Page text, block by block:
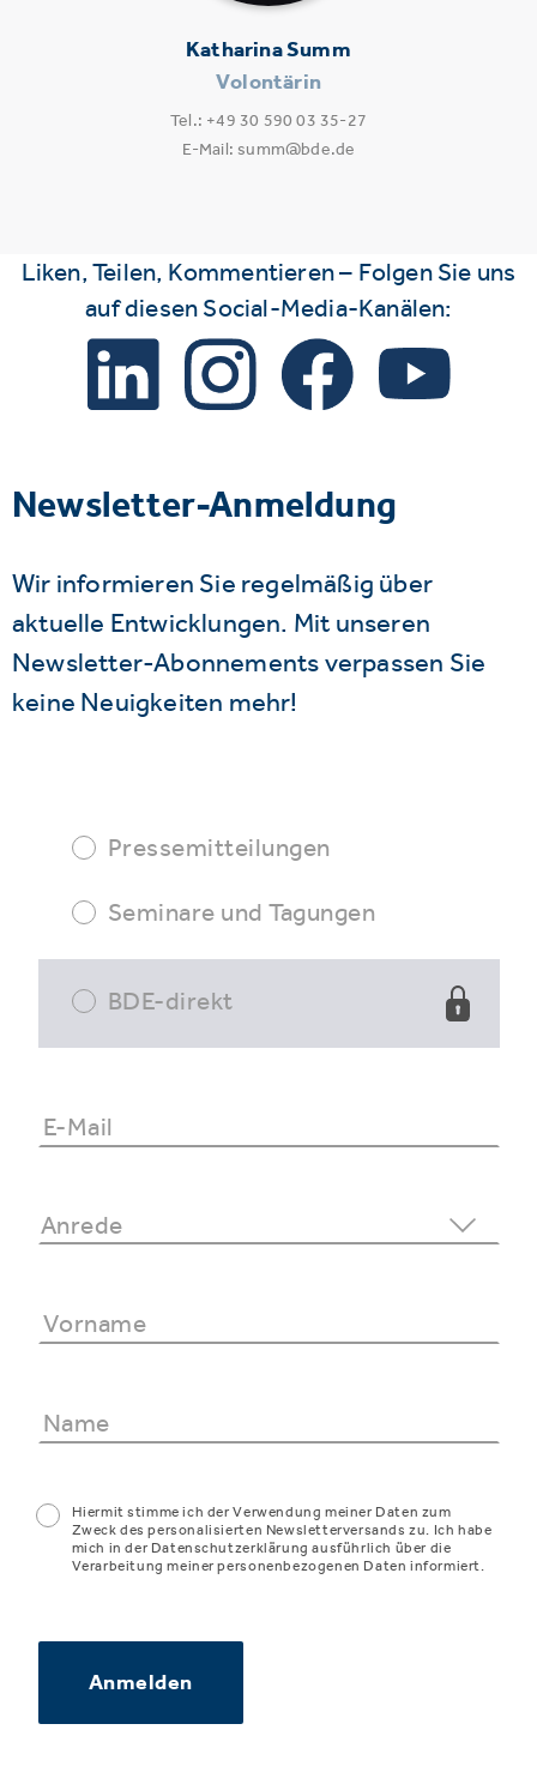
Katharina Summ
Volontärin
Tel.: +49 30 590 03 35-27
E-Mail: summ@bde.de
Liken, Teilen, Kommentieren – Folgen Sie uns
auf diesen Social-Media-Kanälen:
Newsletter-Anmeldung
Wir informieren Sie regelmäßig über
aktuelle Entwicklungen. Mit unseren
Newsletter-Abonnements verpassen Sie
keine Neuigkeiten mehr!
Pressemitteilungen
Seminare und Tagungen
BDE-direkt
Hiermit stimme ich der Verwendung meiner Daten zum
Zweck des personalisierten Newsletterversands zu. Ich habe
mich in der Datenschutzerklärung ausführlich über die
Verarbeitung meiner personenbezogenen Daten informiert.
Anmelden